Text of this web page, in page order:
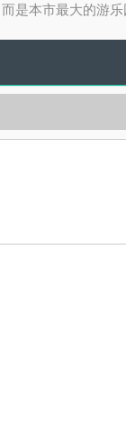
本市最大的游乐